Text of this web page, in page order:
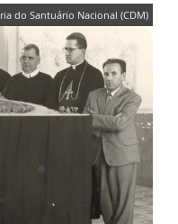
do Santuário Nacional (CDM)